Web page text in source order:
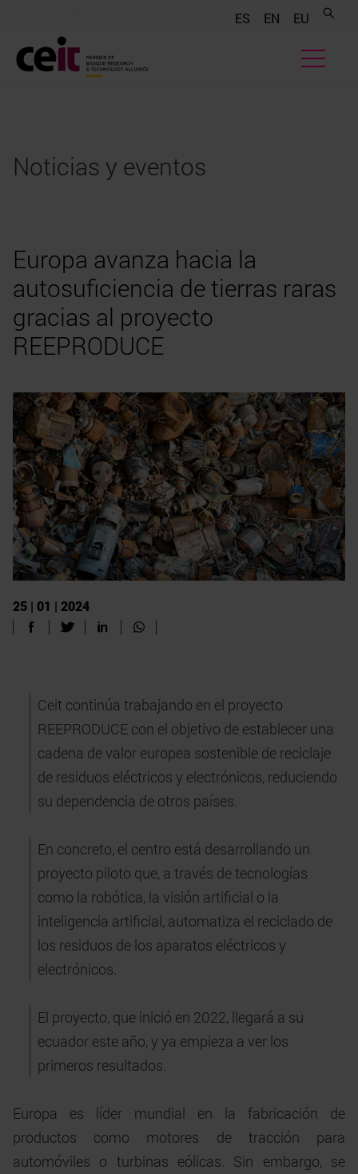
ES EN EU
Noticias y eventos
Europa avanza hacia la
autosuficiencia de tierras raras
gracias al proyecto
REEPRODUCE
25 | 01 | 2024
Ceit continúa trabajando en el proyecto
REEPRODUCE con el objetivo de establecer una
cadena de valor europea sostenible de reciclaje
de residuos eléctricos y electrónicos, reduciendo
su dependencia de otros países.
En concreto, el centro está desarrollando un
proyecto piloto que, a través de tecnologías
como la robótica, la visión artificial o la
inteligencia artificial, automatiza el reciclado de
los residuos de los aparatos eléctricos y
electrónicos.
El proyecto, que inició en 2022, llegará a su
ecuador este año, y ya empieza a ver los
primeros resultados.
Europa es líder mundial en la fabricación de
productos como motores de tracción para
automóviles o turbinas eólicas. Sin embargo, se